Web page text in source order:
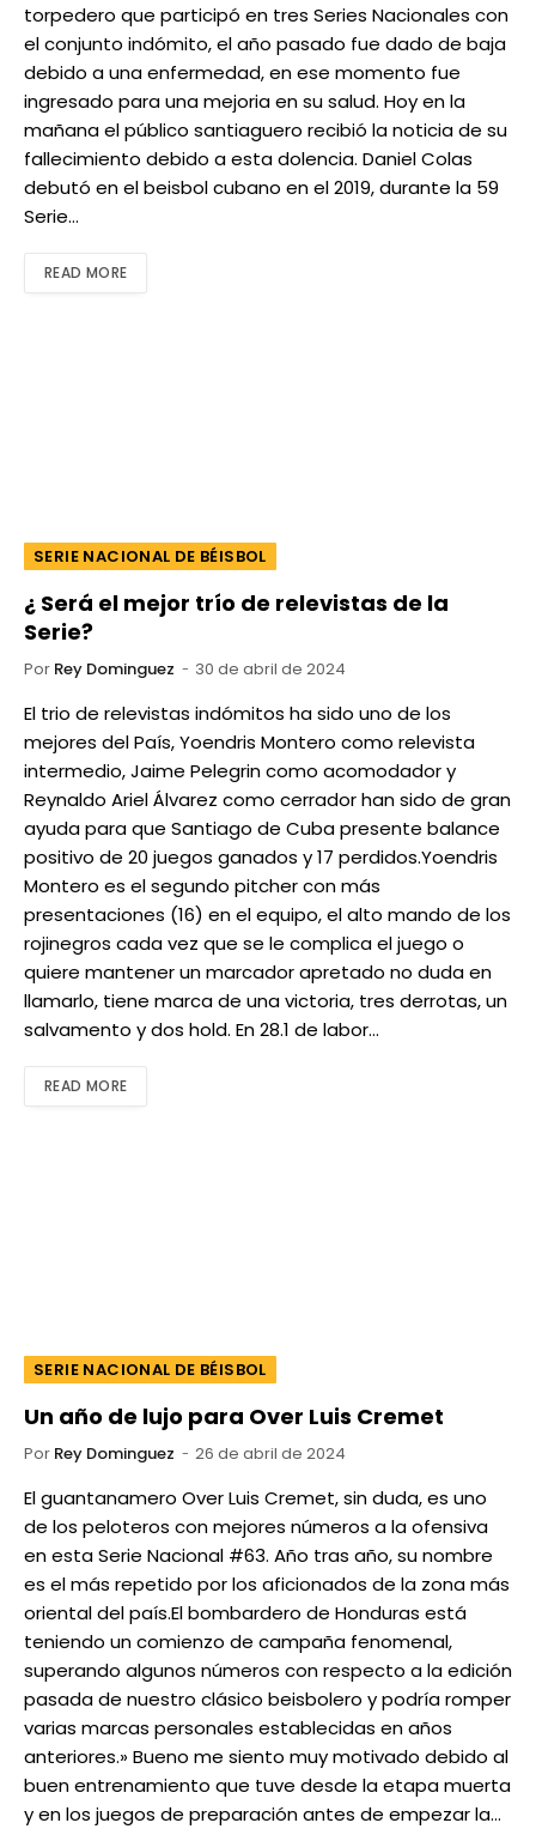
torpedero que participó en tres Series Nacionales con
el conjunto indómito, el año pasado fue dado de baja
debido a una enfermedad, en ese momento fue
ingresado para una mejoria en su salud. Hoy en la
mañana el público santiaguero recibió la noticia de su
fallecimiento debido a esta dolencia. Daniel Colas
debutó en el beisbol cubano en el 2019, durante la 59
Serie…
READ MORE
SERIE NACIONAL DE BÉISBOL
¿ Será el mejor trío de relevistas de la
Serie?
Por Rey Dominguez 30 de abril de 2024
El trio de relevistas indómitos ha sido uno de los
mejores del País, Yoendris Montero como relevista
intermedio, Jaime Pelegrin como acomodador y
Reynaldo Ariel Álvarez como cerrador han sido de gran
ayuda para que Santiago de Cuba presente balance
positivo de 20 juegos ganados y 17 perdidos.Yoendris
Montero es el segundo pitcher con más
presentaciones (16) en el equipo, el alto mando de los
rojinegros cada vez que se le complica el juego o
quiere mantener un marcador apretado no duda en
llamarlo, tiene marca de una victoria, tres derrotas, un
salvamento y dos hold. En 28.1 de labor…
READ MORE
SERIE NACIONAL DE BÉISBOL
Un año de lujo para Over Luis Cremet
Por Rey Dominguez 26 de abril de 2024
El guantanamero Over Luis Cremet, sin duda, es uno
de los peloteros con mejores números a la ofensiva
en esta Serie Nacional #63. Año tras año, su nombre
es el más repetido por los aficionados de la zona más
oriental del país.El bombardero de Honduras está
teniendo un comienzo de campaña fenomenal,
superando algunos números con respecto a la edición
pasada de nuestro clásico beisbolero y podría romper
varias marcas personales establecidas en años
anteriores.» Bueno me siento muy motivado debido al
buen entrenamiento que tuve desde la etapa muerta
y en los juegos de preparación antes de empezar la…